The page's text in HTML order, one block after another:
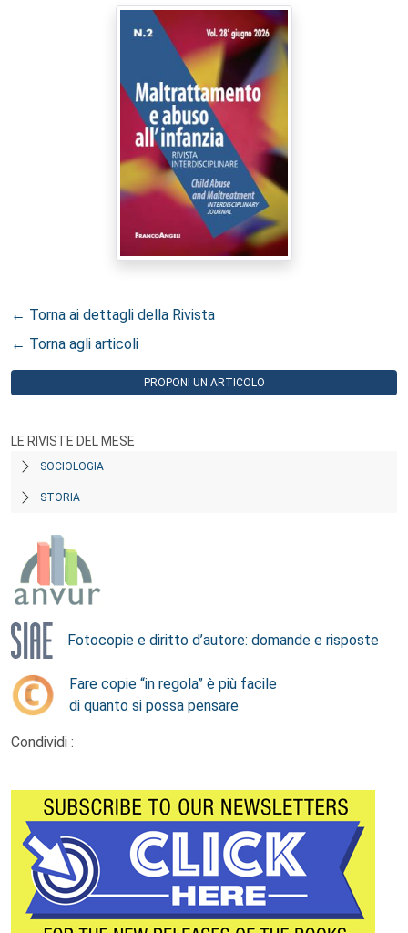
← Torna ai dettagli della Rivista
← Torna agli articoli
PROPONI UN ARTICOLO
LE RIVISTE DEL MESE
SOCIOLOGIA
STORIA
Fotocopie e diritto d’autore: domande e risposte
Fare copie “in regola” è più facile
di quanto si possa pensare
Condividi :